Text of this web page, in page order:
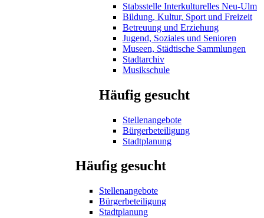
Stabsstelle Interkulturelles Neu-Ulm
Bildung, Kultur, Sport und Freizeit
Betreuung und Erziehung
Jugend, Soziales und Senioren
Museen, Städtische Sammlungen
Stadtarchiv
Musikschule
Häufig gesucht
Stellenangebote
Bürgerbeteiligung
Stadtplanung
Häufig gesucht
Stellenangebote
Bürgerbeteiligung
Stadtplanung